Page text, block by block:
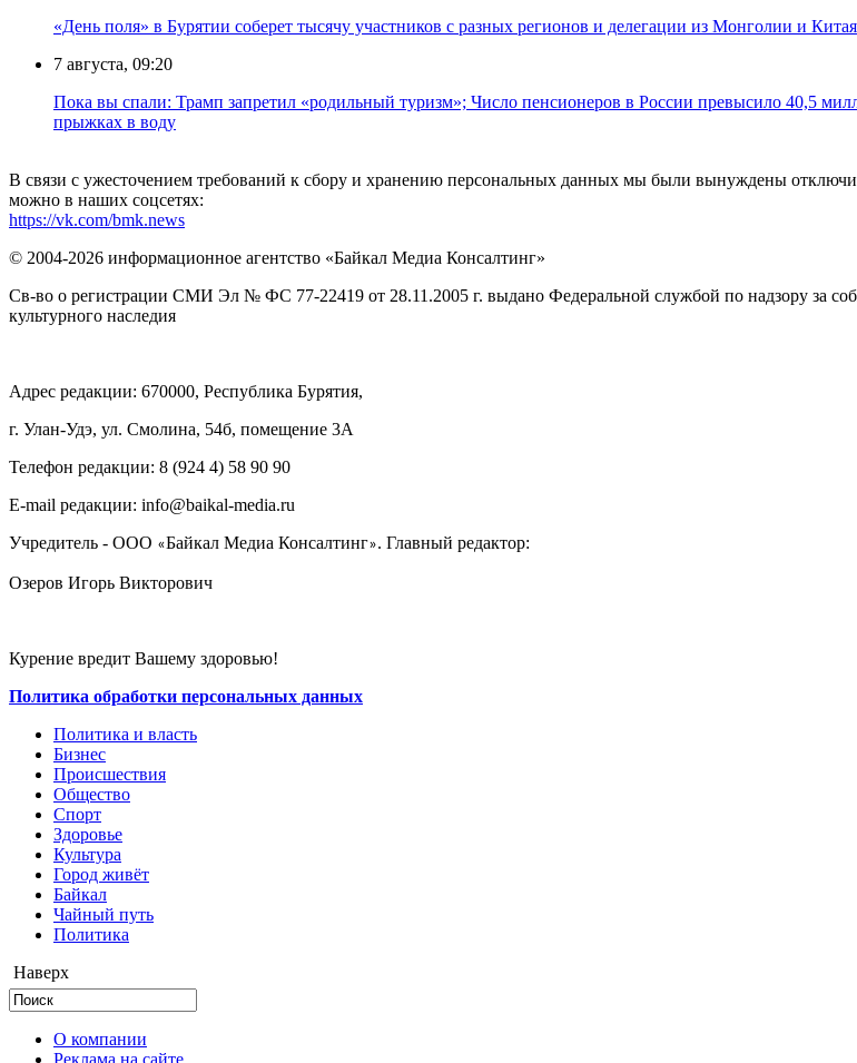
«День поля» в Бурятии соберет тысячу участников с разных регионов и делегации из Монголии и Китая
7 августа, 09:20
Пока вы спали: Трамп запретил «родильный туризм»; Число пенсионеров в России превысило 40,5
прыжках в воду
В связи с ужесточением требований к сбору и хранению персональных данных мы были вынуждены
можно в наших соцсетях:
https://vk.com/bmk.news
© 2004-2026 информационное агентство «Байкал Медиа Консалтинг»
Св-во о регистрации СМИ Эл № ФС 77-22419 от 28.11.2005 г. выдано Федеральной службой по надзору за
культурного наследия
Адрес редакции: 670000, Республика Бурятия,
г. Улан-Удэ, ул. Смолина, 54б, помещение 3А
Телефон редакции: ‎‎8 (924 4) 58 90 90
E-mail редакции: info@baikal-media.ru
Учредитель - ООО «Байкал Медиа Консалтинг». Главный редактор:
Озеров Игорь Викторович
Курение вредит Вашему здоровью!
Политика обработки персональных данных
Политика и власть
Бизнес
Происшествия
Общество
Cпорт
Здоровье
Культура
Город живёт
Байкал
Чайный путь
Политика
Наверх
О компании